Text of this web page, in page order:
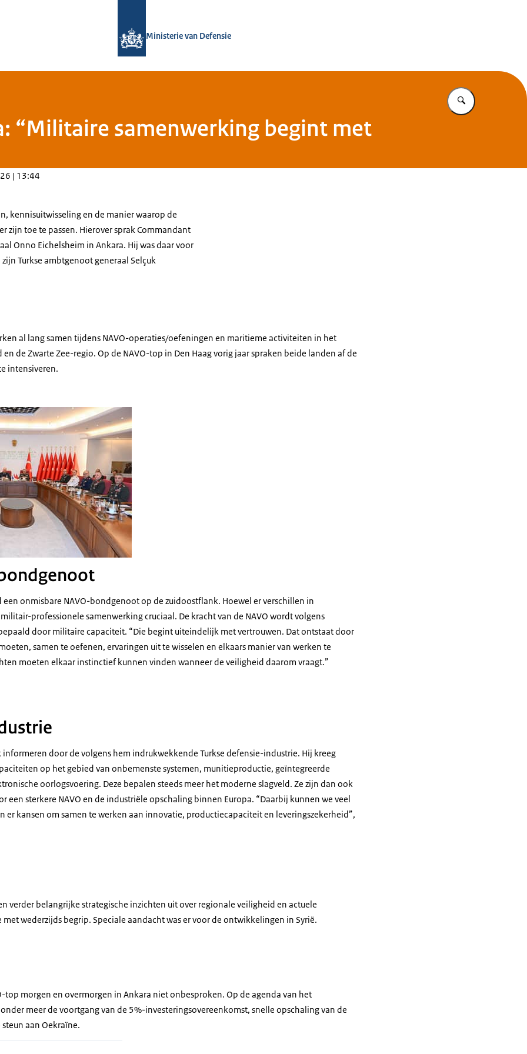
Ministerie van Defensie
Vul in wat u
“Militaire samenwerking begint met
| 13:44
kennisuitwisseling en de manier waarop de
zijn toe te passen. Hierover sprak Commandant
Onno Eichelsheim in Ankara. Hij was daar voor
Turkse ambtgenoot generaal Selçuk
al lang samen tijdens NAVO-operaties/oefeningen en maritieme activiteiten in het
de Zwarte Zee-regio. Op de NAVO-top in Den Haag vorig jaar spraken beide landen af de
intensiveren.
Onno Eichelsheim en Turkse ambtgenoot aan kop van u-vormige tafel voor een Nederlandse en Turkse vlag. Aan weerszijden zitten ook militairen.
een onmisbare NAVO-bondgenoot op de zuidoostflank. Hoewel er verschillen in
professionele samenwerking cruciaal. De kracht van de NAVO wordt volgens
door militaire capaciteit. “Die begint uiteindelijk met vertrouwen. Dat ontstaat door
samen te oefenen, ervaringen uit te wisselen en elkaars manier van werken te
moeten elkaar instinctief kunnen vinden wanneer de veiligheid daarom vraagt.”
door de volgens hem indrukwekkende Turkse defensie-industrie. Hij kreeg
op het gebied van onbemenste systemen, munitieproductie, geïntegreerde
oorlogsvoering. Deze bepalen steeds meer het moderne slagveld. Ze zijn dan ook
een sterkere NAVO en de industriële opschaling binnen Europa. “Daarbij kunnen we veel
er kansen om samen te werken aan innovatie, productiecapaciteit en leveringszekerheid”,
verder belangrijke strategische inzichten uit over regionale veiligheid en actuele
wederzijds begrip. Speciale aandacht was er voor de ontwikkelingen in Syrië.
top morgen en overmorgen in Ankara niet onbesproken. Op de agenda van het
meer de voortgang van de 5%-investeringsovereenkomst, snelle opschaling van de
aan Oekraïne.